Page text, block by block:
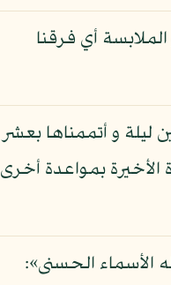
أي فرقنا
ليلة و أتممناها بعشر
العشرة الأخيرة بمواعدة أخرى
الأسماء الحسنى»: